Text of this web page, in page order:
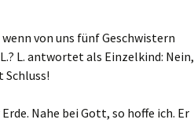
von uns fünf Geschwistern
L. antwortet als Einzelkind: Nein,
Nahe bei Gott, so hoffe ich. Er